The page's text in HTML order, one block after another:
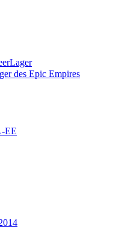
des Epic Empires
EE